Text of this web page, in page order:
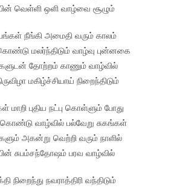
வெள்ளி ஒளி வாழ்வை சூழும்
நீங்கி அமைதி வரும் காலம்
மலர்ந்திடும் வாழ்வு புன்னகை
தோற்றம் காணும் வாழ்வில்
மகிழ்ச்சியாய் நிறைந்திடும்
மாறி புதிய நட்பு கொள்ளும் போது
வாழ்வில் பல்வேறு சுகங்கள்
அகன்று வெற்றி வரும் நாளில்
சுபம்சந்தோஷம் பரவ வாழ்வில்
நிறைந்து நவராத்திரி வந்திடும்